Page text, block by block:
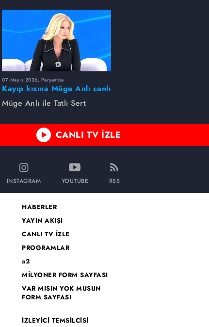
07 Mayıs 2026, Perşembe
Kayıp kızına Müge Anlı canlı
yayında kavuştu
Müge Anlı ile Tatlı Sert
CANLI TV İZLE
INSTAGRAM YOUTUBE RSS
HABERLER
YAYIN AKIŞI
CANLI TV İZLE
PROGRAMLAR
a2
MİLYONER FORM SAYFASI
VAR MISIN YOK MUSUN
FORM SAYFASI
İZLEYİCİ TEMSİLCİSİ